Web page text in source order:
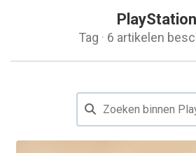
PlayStation
Tag · 6 artikelen